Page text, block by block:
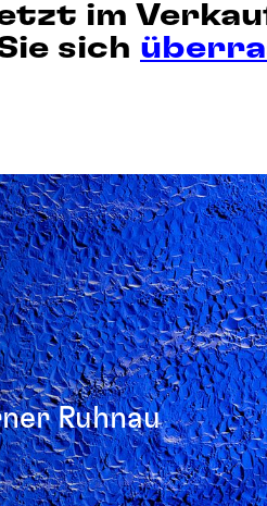
im
sich
Ruhnau